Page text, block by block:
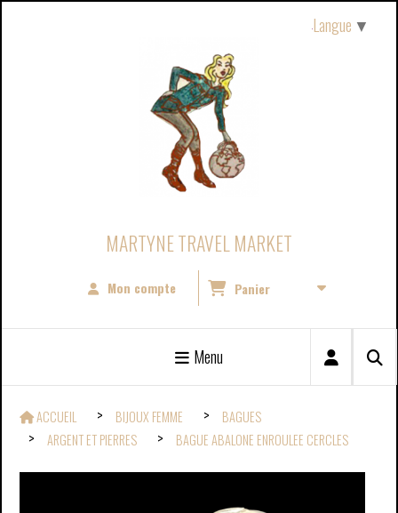
MARTYNE TRAVEL MARKET
Mon compte Panier
Menu
ACCUEIL BIJOUX FEMME
BAGUES
ARGENT ET PIERRES
BAGUE ABALONE ENROULEE CERCLES
Langue ▼
Panneau de gestion des cookies